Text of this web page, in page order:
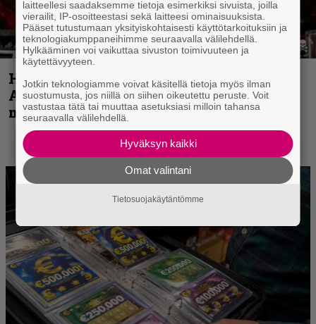
Hellsinki Metal Festival kuvina, osa 1 –
Accept, Carcass, Black Label Society ja
muita avauspäivän esiintyjiä
laitteellesi saadaksemme tietoja esimerkiksi sivuista, joilla
vierailit, IP-osoitteestasi sekä laitteesi ominaisuuksista.
Pääset tutustumaan yksityiskohtaisesti käyttötarkoituksiin ja
teknologiakumppaneihimme seuraavalla välilehdellä.
Hylkääminen voi vaikuttaa sivuston toimivuuteen ja
käytettävyyteen.
Jotkin teknologiamme voivat käsitellä tietoja myös ilman
suostumusta, jos niillä on siihen oikeutettu peruste. Voit
vastustaa tätä tai muuttaa asetuksiasi milloin tahansa
seuraavalla välilehdellä.
Hyväksyn kaikki
Omat valintani
Tietosuojakäytäntömme